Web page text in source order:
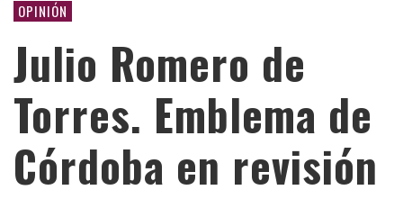
OPINIÓN
Julio Romero de
Torres. Emblema de
Córdoba en revisión